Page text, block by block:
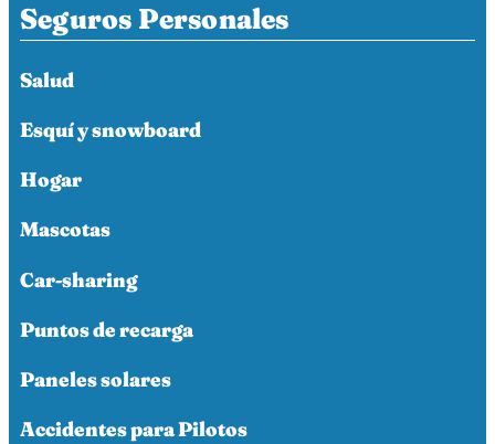
Seguros Personales
Salud
Esquí y snowboard
Hogar
Mascotas
Car-sharing
Puntos de recarga
Paneles solares
Accidentes para Pilotos